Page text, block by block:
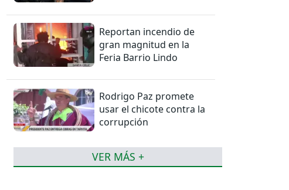
Reportan incendio de
gran magnitud en la
Feria Barrio Lindo
Rodrigo Paz promete
usar el chicote contra la
corrupción
VER MÁS +